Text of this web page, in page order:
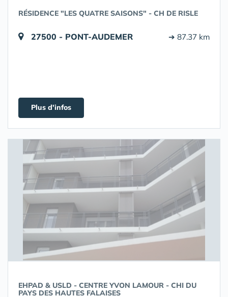
RÉSIDENCE "LES QUATRE SAISONS" - CH DE RISLE
27500 - PONT-AUDEMER ➔ 87.37 km
Plus d'infos
EHPAD & USLD - CENTRE YVON LAMOUR - CHI DU
PAYS DES HAUTES FALAISES